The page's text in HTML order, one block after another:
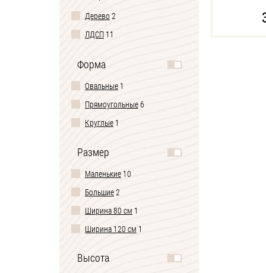
Дерево 2
ЛДСП 11
Форма
Овальные 1
Прямоугольные6
Круглые 1
Размер
Маленькие 10
Большие2
Ширина 80 см 1
Ширина 120 см 1
Высота